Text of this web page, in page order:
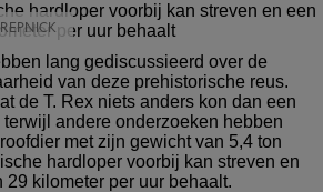
lang gediscussieerd over de
van deze prehistorische reus.
de T. Rex niets anders kon dan een
andere onderzoeken hebben
met zijn gewicht van 5,4 ton
hardloper voorbij kan streven en
kilometer per uur behaalt.